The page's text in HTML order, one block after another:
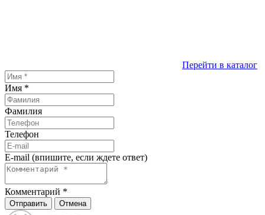
Перейти в каталог
Имя *
Фамилия
Телефон
E-mail (впишите, если ждете ответ)
Комментарий *
Отправить Отмена